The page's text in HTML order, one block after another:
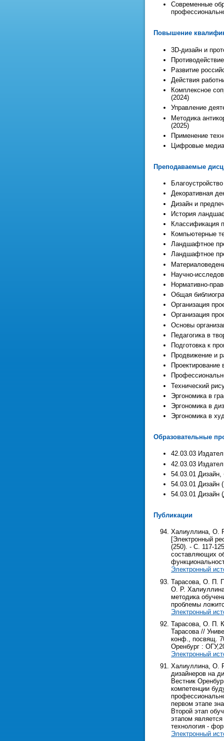
Современные
Повышение
3D-дизайн и
Развитие
Действия
Комплексное
(2024)
Управление
Методика
(2025)
Применение
Цифровые
Преподаваемые
Декоративная
Дизайн и
История
Классификация
Компьютерные
Ландшафтное
Ландшафтное
Научно-
Нормативно-
Общая
Организация
Организация
Основы
Педагогика в
Подготовка к
Продвижение и
Проектирование
Технический
Эргономика в
Эргономика в
Эргономика в
Образовательные
42.03.03
42.03.03
54.03.01 Дизайн,
54.03.01 Дизайн
54.03.01 Дизайн
Публикации
Халиуллина, О.
[Электронный
(250). - С. 117-
составляющих
Электронный
Тарасова, О. П.
О. Р. Халиуллина
методика
проблемы
Электронный
Тарасова, О. П.
Тарасова //
конф., посвящ.
Оренбург :
Электронный
Халиуллина, О.
дизайнеров на
Вестник
компетенции
первом этапе
Второй этап
этапом
технология -
Электронный